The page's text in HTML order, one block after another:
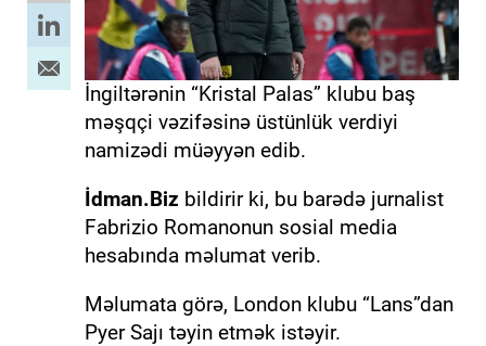
İngiltərənin “Kristal Palas” klubu baş
məşqçi vəzifəsinə üstünlük verdiyi
namizədi müəyyən edib.
İdman.Biz bildirir ki, bu barədə jurnalist
Fabrizio Romanonun sosial media
hesabında məlumat verib.
Məlumata görə, London klubu “Lans”dan
Pyer Sajı təyin etmək istəyir.